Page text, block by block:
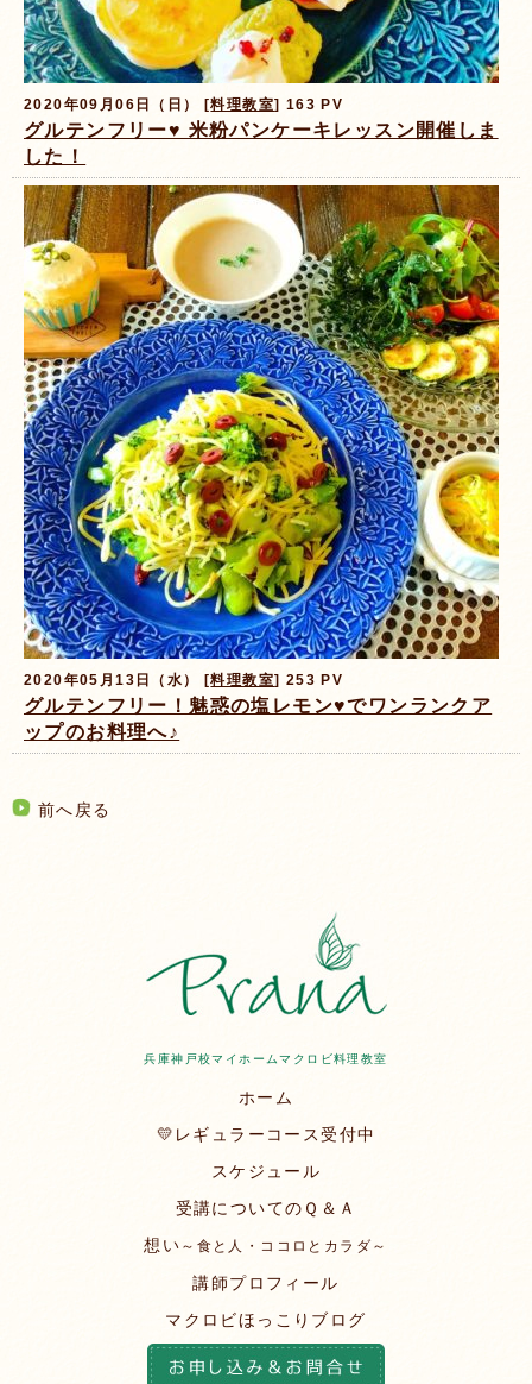
2020年09月06日（日） [料理教室] 163 PV
グルテンフリー♥️ 米粉パンケーキレッスン開催しま
した！
2020年05月13日（水） [料理教室] 253 PV
グルテンフリー！魅惑の塩レモン♥️でワンランクア
ップのお料理へ♪
前へ戻る
兵庫神戸校マイホームマクロビ料理教室
ホーム
💛レギュラーコース受付中
スケジュール
受講についてのＱ＆Ａ
想い ～食と人・ココロとカラダ～
講師プロフィール
マクロビほっこりブログ